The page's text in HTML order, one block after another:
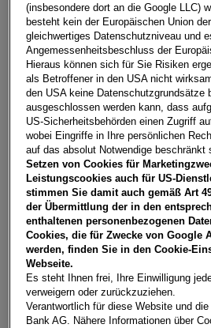
Fabia Essence
7123 Mönchhof, Burgenland
Erstzulassung
- 80
Kilometerstand
- km
Fahrzeug &
(insbesondere dort an die Google LLC)
besteht kein der Europäischen Union
gleichwertiges Datenschutzniveau und
Angemessenheitsbeschluss der
Hieraus können sich für Sie Risiken
als Betroffener in den USA nicht
den USA keine Datenschutzgrundsätze
ausgeschlossen werden kann, dass
US-Sicherheitsbehörden einen Zugriff
wobei Eingriffe in Ihre persönlichen
auf das absolut Notwendige
Setzen von Cookies für
Leistungscookies auch für US-
stimmen Sie damit auch gemäß Art
der Übermittlung der in den
enthaltenen personenbezogenen
Cookies, die für Zwecke von Google
werden, finden Sie in den Cookie-
Webseite.
Es steht Ihnen frei, Ihre Einwilligung
verweigern oder zurückzuziehen.
Verantwortlich für diese Website und
Bank AG. Nähere Informationen über